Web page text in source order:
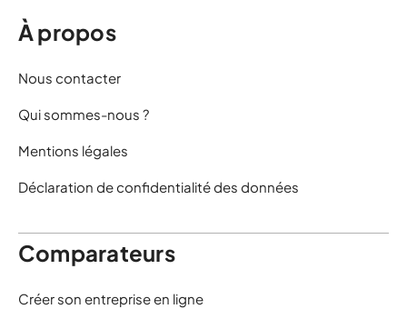
À propos
Nous contacter
Qui sommes-nous ?
Mentions légales
Déclaration de confidentialité des données
Comparateurs
Créer son entreprise en ligne